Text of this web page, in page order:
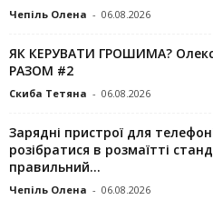
Чепіль Олена - 06.08.2026
ЯК КЕРУВАТИ ГРОШИМА?
РАЗОМ #2
Скиба Тетяна - 06.08.2026
Зарядні пристрої для
розібратися в розмаїтті
правильний...
Чепіль Олена - 06.08.2026